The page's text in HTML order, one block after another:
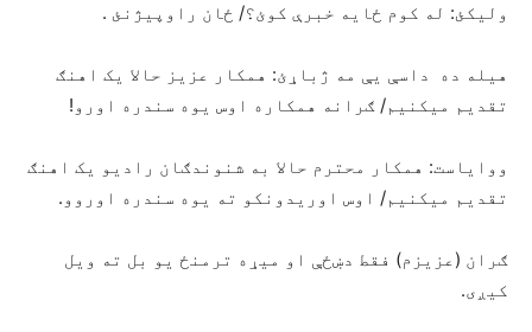
ولیکئ: له کوم ځایه خبرې کوئ؟/ ځان راوپیژنئ .
هیله ده داسې یې مه ژباړئ: همکار عزیز حالا یک اهنګ
تقدیم میکنیم/ ګرانه همکاره اوس یوه سندره اورو!
ووایاست: همکار محترم حالا به شنوندګان رادیو یک اهنګ
تقدیم میکنیم/ اوس اوریدونکو ته یوه سندره اوروو.
ګران (عزیزم) فقط دښځې او میړه ترمنځ یو بل ته ویل
کیږی.